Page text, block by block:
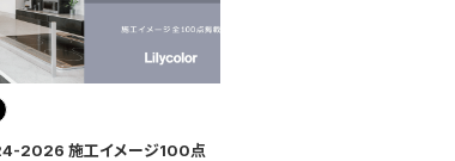
2026 施工イメージ100点